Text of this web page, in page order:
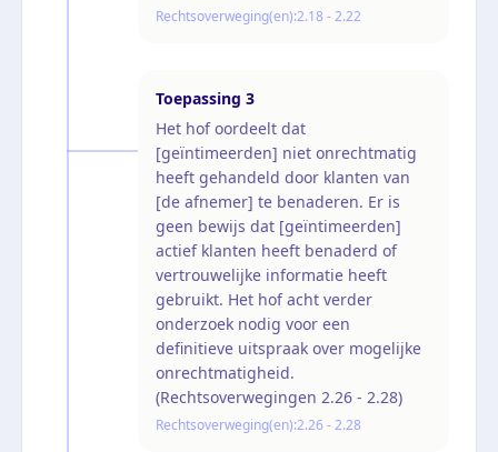
Rechtsoverweging(en):2.18 - 2.22
Toepassing 3
Het hof oordeelt dat
[geïntimeerden] niet onrechtmatig
heeft gehandeld door klanten van
[de afnemer] te benaderen. Er is
geen bewijs dat [geïntimeerden]
actief klanten heeft benaderd of
vertrouwelijke informatie heeft
gebruikt. Het hof acht verder
onderzoek nodig voor een
definitieve uitspraak over mogelijke
onrechtmatigheid.
(Rechtsoverwegingen 2.26 - 2.28)
Rechtsoverweging(en):2.26 - 2.28